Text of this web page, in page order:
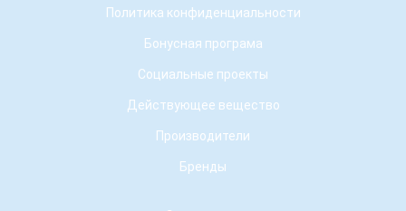
Политика конфиденциальности
Бонусная програма
Социальные проекты
Действующее вещество
Производители
Бренды